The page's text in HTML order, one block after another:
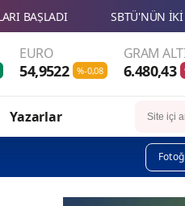
SBTÜ'NÜN İKİ TAKIMI
EURO
54,9522 %-0,08
GRAM
6.480,43
Yazarlar